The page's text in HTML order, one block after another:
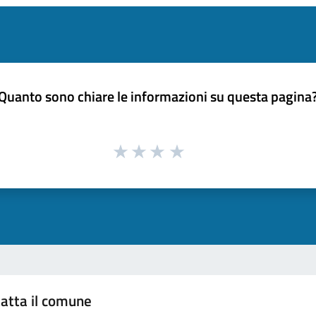
sono chiare le informazioni su questa
il comune